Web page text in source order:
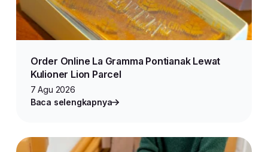
Order Online La Gramma Pontianak Lewat
Kulioner Lion Parcel
7 Agu 2026
Baca selengkapnya